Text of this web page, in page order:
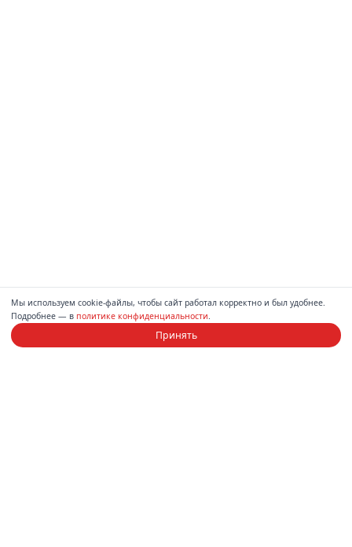
Мы используем cookie-файлы, чтобы сайт работал корректно и был удобнее.
Подробнее — в политике конфиденциальности
Принять